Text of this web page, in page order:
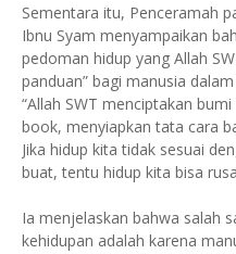
Sementara itu, Penceramah
Ibnu Syam menyampaikan
pedoman hidup yang Allah
panduan” bagi manusia
“Allah SWT menciptakan
book, menyiapkan tata cara
Jika hidup kita tidak sesuai
buat, tentu hidup kita bisa
Ia menjelaskan bahwa salah
kehidupan adalah karena